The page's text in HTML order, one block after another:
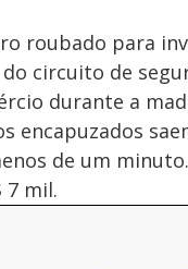
roubado para
circuito de
durante a
encapuzados
de um
7 mil.